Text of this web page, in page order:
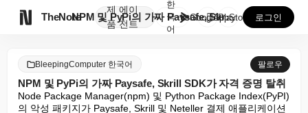
TheNote
제
품
에이
전트
NPM 및 PyPi의 가짜 Paysafe, Skrill...
한
국
어
GooglePlay
AppStore 로그인
BleepingComputer 한국어 팔로우
NPM 및 PyPi의 가짜 Paysafe, Skrill SDK가 자격 증명 탈취
Node Package Manager(npm) 및 Python Package Index(PyPI)
의 악성 패키지가 Paysafe, Skrill 및 Neteller 결제 애플리케이션